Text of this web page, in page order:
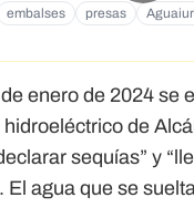
embalses presas
enero de 2024 se
de
sequías” y
. El agua que se